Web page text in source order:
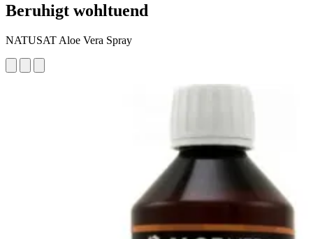
Beruhigt wohltuend
NATUSAT Aloe Vera Spray